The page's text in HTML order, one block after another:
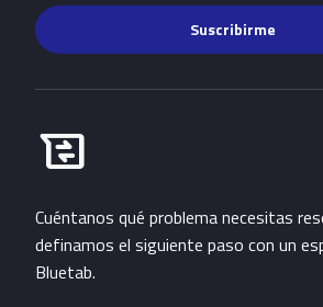
Suscribirme
business_messages
Habla con Bluetab
Cuéntanos qué problema necesitas
definamos el siguiente paso con un
Bluetab.